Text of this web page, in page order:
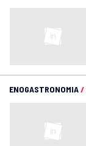
ENOGASTRONOMIA/